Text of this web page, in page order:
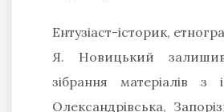
Ентузіаст-історик,
Я. Новицький
зібрання матеріалів з
Олександрівська,